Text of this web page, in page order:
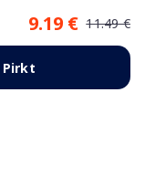
9.19 € 11.49 €
Pirkt